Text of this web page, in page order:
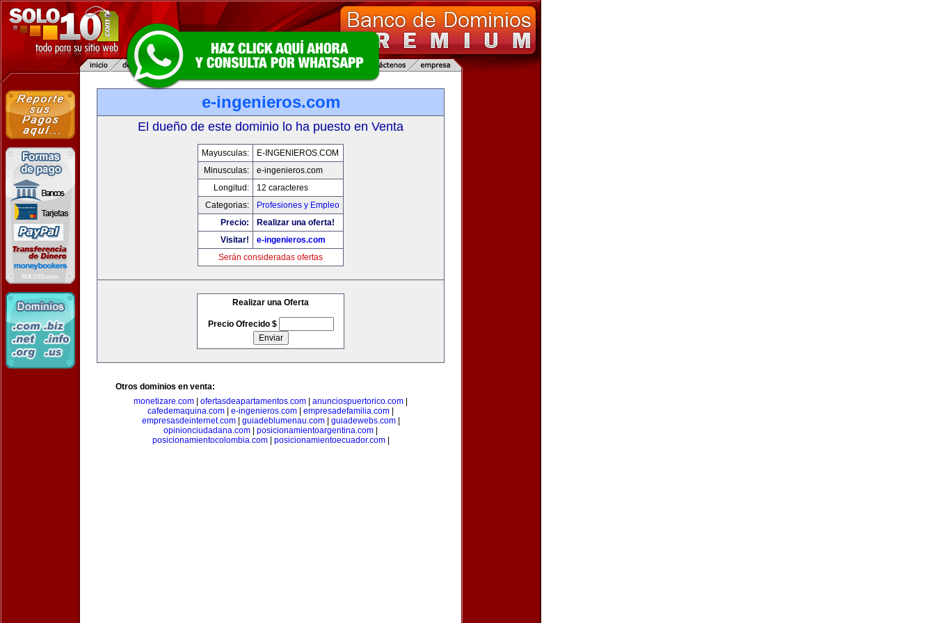
e-ingenieros.com
El dueño de este dominio lo ha puesto en Venta
Mayusculas:
E-INGENIEROS.COM
Minusculas:
e-ingenieros.com
Longitud:
12 caracteres
Categorias:
Profesiones y Empleo
Precio:
Realizar una oferta!
Visitar!
e-ingenieros.com
Serán consideradas ofertas
Realizar una Oferta
Precio Ofrecido $
Otros dominios en venta:
monetizare.com
ofertasdeapartamentos.com anunciospuertorico.com
cafedemaquina.com
e-ingenieros.com empresadefamilia.com
empresasdeinternet.com| guiadeblumenau.com| guiadewebs.com|
opinionciudadana.com
posicionamientoargentina.com
posicionamientocolombia.com| posicionamientoecuador.com|